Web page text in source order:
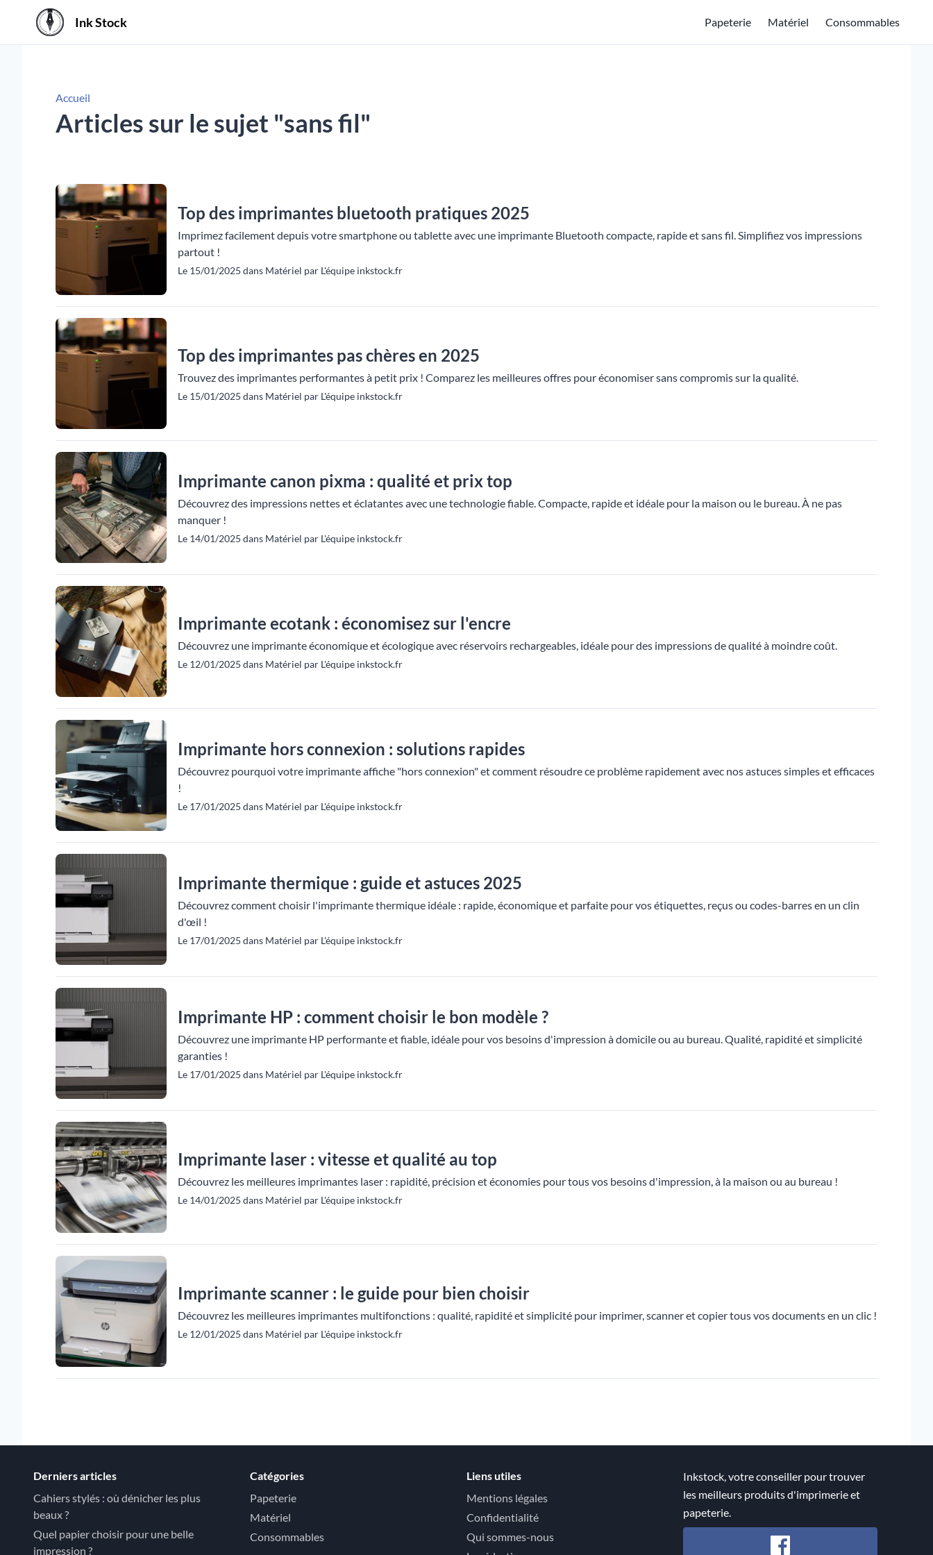
Ink Stock Papeterie Matériel Consommables
Accueil
Articles sur le sujet "sans fil"
Top des imprimantes bluetooth pratiques 2025
Imprimez facilement depuis votre smartphone ou tablette avec une imprimante Bluetooth compacte, rapide et sans fil. Simplifiez vos impressions
partout !
Le 15/01/2025 dans Matériel par L'équipe inkstock.fr
Top des imprimantes pas chères en 2025
Trouvez des imprimantes performantes à petit prix ! Comparez les meilleures offres pour économiser sans compromis sur la qualité.
Le 15/01/2025 dans Matériel par L'équipe inkstock.fr
Imprimante canon pixma : qualité et prix top
Découvrez des impressions nettes et éclatantes avec une technologie fiable. Compacte, rapide et idéale pour la maison ou le bureau. À ne pas
manquer !
Le 14/01/2025 dans Matériel par L'équipe inkstock.fr
Imprimante ecotank : économisez sur l'encre
Découvrez une imprimante économique et écologique avec réservoirs rechargeables, idéale pour des impressions de qualité à moindre coût.
Le 12/01/2025 dans Matériel par L'équipe inkstock.fr
Imprimante hors connexion : solutions rapides
Découvrez pourquoi votre imprimante affiche "hors connexion" et comment résoudre ce problème rapidement avec nos astuces simples et efficaces
!
Le 17/01/2025 dans Matériel par L'équipe inkstock.fr
Imprimante thermique : guide et astuces 2025
Découvrez comment choisir l'imprimante thermique idéale : rapide, économique et parfaite pour vos étiquettes, reçus ou codes-barres en un clin
d'œil !
Le 17/01/2025 dans Matériel par L'équipe inkstock.fr
Imprimante HP : comment choisir le bon modèle ?
Découvrez une imprimante HP performante et fiable, idéale pour vos besoins d'impression à domicile ou au bureau. Qualité, rapidité et simplicité
garanties !
Le 17/01/2025 dans Matériel par L'équipe inkstock.fr
Imprimante laser : vitesse et qualité au top
Découvrez les meilleures imprimantes laser : rapidité, précision et économies pour tous vos besoins d'impression, à la maison ou au bureau !
Le 14/01/2025 dans Matériel par L'équipe inkstock.fr
Imprimante scanner : le guide pour bien choisir
Découvrez les meilleures imprimantes multifonctions : qualité, rapidité et simplicité pour imprimer, scanner et copier tous vos documents en un clic !
Le 12/01/2025 dans Matériel par L'équipe inkstock.fr
Derniers articles
Cahiers stylés : où dénicher les plus
beaux ?
Quel papier choisir pour une belle
impression ?
Catégories
Papeterie
Matériel
Consommables
Liens utiles
Mentions légales
Confidentialité
Qui sommes-nous
Inkstock, votre conseiller pour trouver
les meilleurs produits d'imprimerie et
papeterie.